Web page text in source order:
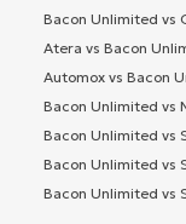
Bacon Unlimited vs
Atera vs Bacon
Automox vs Bacon
Bacon Unlimited vs
Bacon Unlimited vs
Bacon Unlimited vs
Bacon Unlimited vs